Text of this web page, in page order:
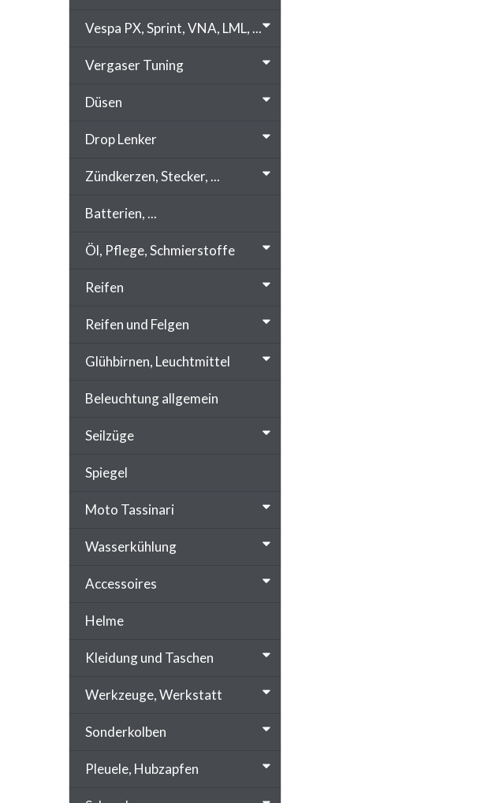
Vespa PX, Sprint, VNA, LML, ...
Vergaser Tuning
Düsen
Drop Lenker
Zündkerzen, Stecker, ...
Batterien, ...
Öl, Pflege, Schmierstoffe
Reifen
Reifen und Felgen
Glühbirnen, Leuchtmittel
Beleuchtung allgemein
Seilzüge
Spiegel
Moto Tassinari
Wasserkühlung
Accessoires
Helme
Kleidung und Taschen
Werkzeuge, Werkstatt
Sonderkolben
Pleuele, Hubzapfen